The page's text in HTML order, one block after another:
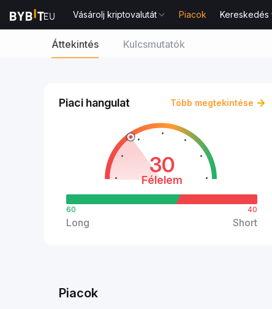
Vásárolj kriptovalutát Piacok Kereskedés
Áttekintés Kulcsmutatók
Piaci hangulat Több megtekintése
30
Félelem
60
Long
40
Short
Piacok